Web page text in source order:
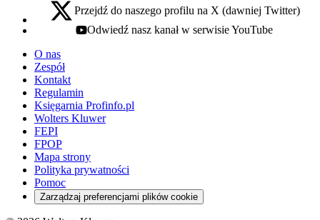
x - otwiera się w nowej karcie
Przejdź do naszego profilu na X (dawniej Twitter)
youtube - otwiera się w nowej karcie
Odwiedź nasz kanał w serwisie YouTube
O nas
Zespół
Kontakt
Regulamin
Księgarnia Profinfo.pl
Wolters Kluwer
FEPI
FPOP
Mapa strony
Polityka prywatności
Pomoc
Zarządzaj preferencjami plików cookie